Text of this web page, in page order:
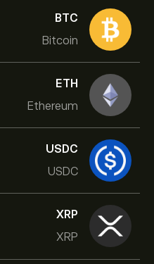
BTC
Bitcoin
ETH
Ethereum
USDC
USDC
XRP
XRP